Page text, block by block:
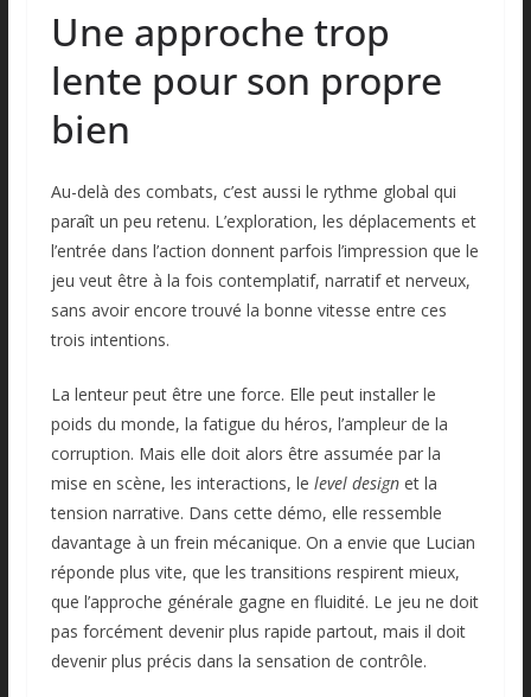
Une approche trop
lente pour son propre
bien
Au-delà des combats, c’est aussi le rythme global qui
paraît un peu retenu. L’exploration, les déplacements et
l’entrée dans l’action donnent parfois l’impression que le
jeu veut être à la fois contemplatif, narratif et nerveux,
sans avoir encore trouvé la bonne vitesse entre ces
trois intentions.
La lenteur peut être une force. Elle peut installer le
poids du monde, la fatigue du héros, l’ampleur de la
corruption. Mais elle doit alors être assumée par la
mise en scène, les interactions, le level designet la
tension narrative. Dans cette démo, elle ressemble
davantage à un frein mécanique. On a envie que Lucian
réponde plus vite, que les transitions respirent mieux,
que l’approche générale gagne en fluidité. Le jeu ne doit
pas forcément devenir plus rapide partout, mais il doit
devenir plus précis dans la sensation de contrôle.